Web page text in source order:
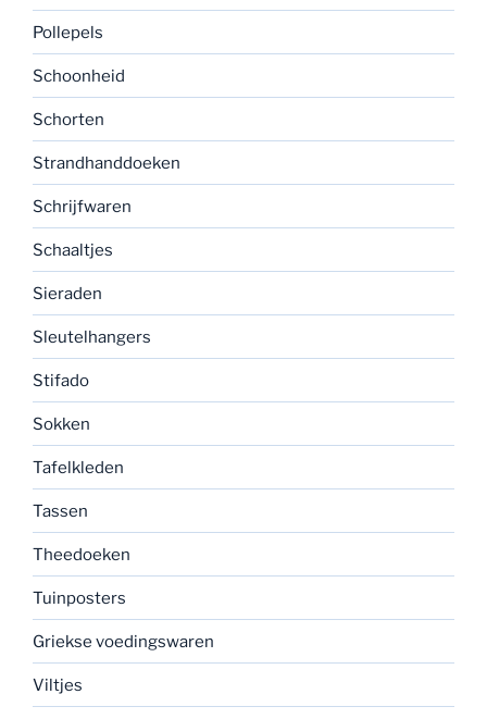
Pollepels
Schoonheid
Schorten
Strandhanddoeken
Schrijfwaren
Schaaltjes
Sieraden
Sleutelhangers
Stifado
Sokken
Tafelkleden
Tassen
Theedoeken
Tuinposters
Griekse voedingswaren
Viltjes